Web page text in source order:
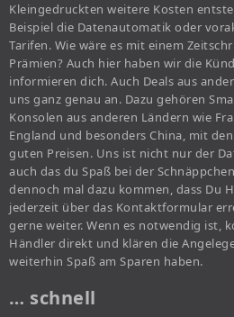
Kleingedruckten weitere Kosten
Beispiel die Datenautomatik oder
Tarifen. Wie wäre es mit einem
Prämien? Auch hier haben wir die
informieren dich. Auch Deals aus
uns ganz genau an. Dazu gehören
Konsolen aus anderen Ländern wie
England und besonders China, mit
guten Preisen. Uns ist nicht nur der
auch das du Spaß bei der
dennoch mal dazu kommen, dass Du
jederzeit über das Kontaktformular
gerne weiter. Wenn es notwendig ist,
Händler direkt und klären die
weiterhin Spaß am Sparen haben.
… schnell